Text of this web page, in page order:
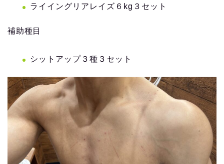
ライイングリアレイズ６kg３セット
補助種目
シットアップ３種３セット